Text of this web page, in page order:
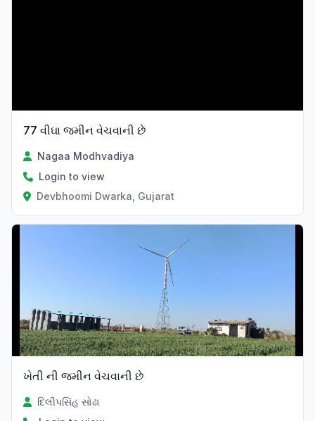
77 વીઘા જમીન વેચવાની છે
Nagaa Modhvadiya
Login to view
Devbhoomi Dwarka, Gujarat
ખેતી ની જમીન વેચવાની છે
દિલીપસિંહ સોઢા